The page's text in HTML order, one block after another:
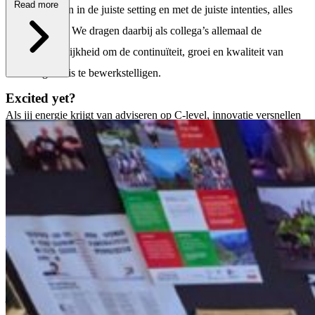
slimme mensen in de juiste setting en met de juiste intenties, alles
kunt bereiken. We dragen daarbij als collega’s allemaal de
verantwoordelijkheid om de continuïteit, groei en kwaliteit van
Schuberg Philis te bewerkstelligen.
Als jij energie krijgt van adviseren op C‑level, innovatie versnellen
en impact maken in een omgeving waar betrouwbaarheid cruciaal is,
dan spreken we jou graag!
Everyone we work with and consider working with has a right to
equal treatment. The hiring and appraisal process at Schuberg
Philis is designed to be thorough and equitable, implementing fair
payment, benefits, and opportunities across all demographics.
Read more
Excited yet?